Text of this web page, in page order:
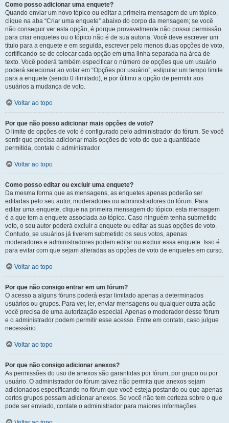
Como posso adicionar uma enquete?
Quando enviar um novo tópico ou editar a primeira mensagem de um tópico,
clique na aba “Criar uma enquete” abaixo do corpo da mensagem; se você
não conseguir ver esta opção, é porque provavelmente não possui permissão
para criar enquetes ou o tópico não é de sua autoria. Você deve escrever um
título para a enquete e em seguida, escrever pelo menos duas opções de voto,
certificando-se de colocar cada opção em uma linha separada na área de
texto. Você poderá também especificar o número de opções que um usuário
poderá selecionar ao votar em “Opções por usuário”, estipular um tempo limite
para a enquete (sendo 0 ilimitado), e por último a opção de permitir aos
usuários a mudança de voto.
Voltar ao topo
Por que não posso adicionar mais opções de voto?
O limite de opções de voto é configurado pelo administrador do fórum. Se você
sentir que precisa adicionar mais opções de voto do que a quantidade
permitida, contate o administrador.
Voltar ao topo
Como posso editar ou excluir uma enquete?
Da mesma forma que as mensagens, as enquetes apenas poderão ser
editadas pelo seu autor, moderadores ou administradores do fórum. Para
editar uma enquete, clique na primeira mensagem do tópico; esta mensagem
é a que tem a enquete associada ao tópico. Caso ninguém tenha submetido
voto, o seu autor poderá excluir a enquete ou editar as suas opções de voto.
Contudo, se usuários já tiverem submetido os seus votos, apenas
moderadores e administradores podem editar ou excluir essa enquete. Isso é
para evitar com que sejam alteradas as opções de voto de enquetes em curso.
Voltar ao topo
Por que não consigo entrar em um fórum?
O acesso a alguns fóruns poderá estar limitado apenas a determinados
usuários ou grupos. Para ver, ler, enviar mensagens ou qualquer outra ação
você precisa de uma autorização especial. Apenas o moderador desse fórum
e o administrador podem permitir esse acesso. Entre em contato, caso julgue
necessário.
Voltar ao topo
Por que não consigo adicionar anexos?
As permissões do uso de anexos são garantidas por fórum, por grupo ou por
usuário. O administrador do fórum talvez não permita que anexos sejam
adicionados especificando no fórum que você esteja postando ou que apenas
certos grupos possam adicionar anexos. Se você não tem certeza sobre o que
pode ser enviado, contate o administrador para maiores informações.